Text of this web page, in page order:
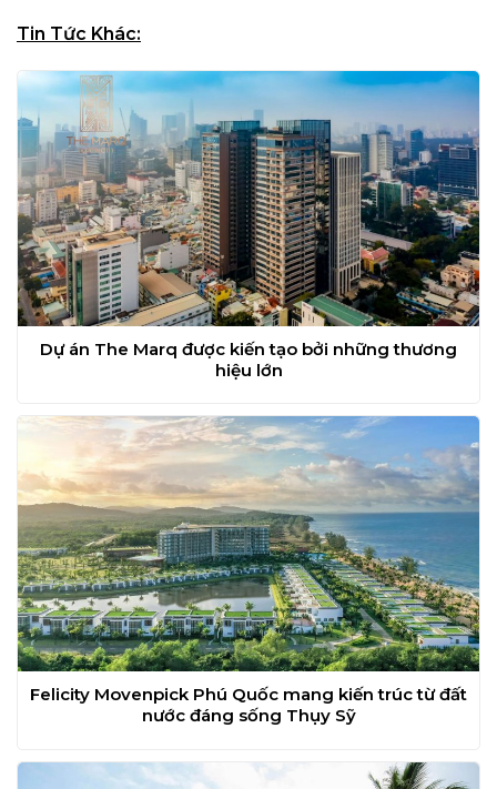
Tin Tức Khác:
Dự án The Marq được kiến tạo bởi những thương
hiệu lớn
Felicity Movenpick Phú Quốc mang kiến trúc từ đất
nước đáng sống Thụy Sỹ